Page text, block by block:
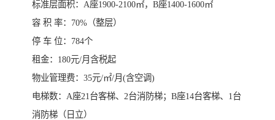
标准层面积：A座1900-2100㎡，B座1400-1600㎡
容 积 率：70%（整层）
停 车 位：784个
租金：180元/月含税起
物业管理费：35元/㎡/月(含空调)
电梯数：A座21台客梯、2台消防梯；B座14台客梯、1台
消防梯（日立）